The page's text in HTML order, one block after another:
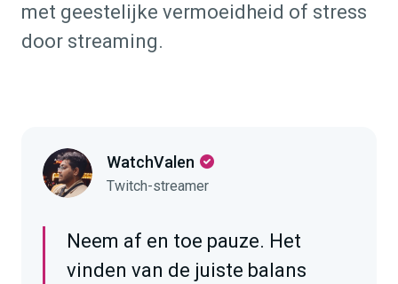
met geestelijke vermoeidheid of stress
door streaming.
WatchValen
Twitch-streamer
Neem af en toe pauze. Het
vinden van de juiste balans